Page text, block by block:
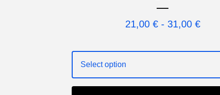
21,00 €- 31,00 €